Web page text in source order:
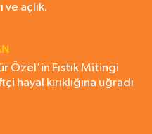
ve açlık.
Özel'in Fıstık Mitingi
hayal kırıklığına uğradı